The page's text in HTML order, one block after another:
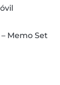
Memo Set